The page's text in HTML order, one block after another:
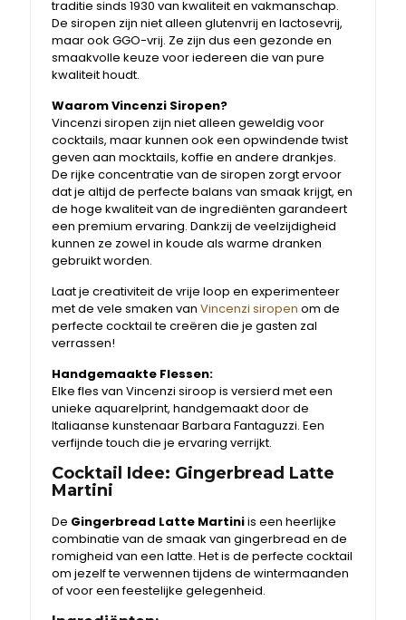
traditie sinds 1930 van kwaliteit en vakmanschap.
De siropen zijn niet alleen glutenvrij en lactosevrij,
maar ook GGO-vrij. Ze zijn dus een gezonde en
smaakvolle keuze voor iedereen die van pure
kwaliteit houdt.
Waarom Vincenzi Siropen?
Vincenzi siropen zijn niet alleen geweldig voor
cocktails, maar kunnen ook een opwindende twist
geven aan mocktails, koffie en andere drankjes.
De rijke concentratie van de siropen zorgt ervoor
dat je altijd de perfecte balans van smaak krijgt, en
de hoge kwaliteit van de ingrediënten garandeert
een premium ervaring. Dankzij de veelzijdigheid
kunnen ze zowel in koude als warme dranken
gebruikt worden.
Laat je creativiteit de vrije loop en experimenteer
met de vele smaken vanVincenzi siropen om de
perfecte cocktail te creëren die je gasten zal
verrassen!
Handgemaakte Flessen:
Elke fles van Vincenzi siroop is versierd met een
unieke aquarelprint, handgemaakt door de
Italiaanse kunstenaar Barbara Fantaguzzi. Een
verfijnde touch die je ervaring verrijkt.
Cocktail Idee: Gingerbread Latte
Martini
De Gingerbread Latte Martiniis een heerlijke
combinatie van de smaak van gingerbread en de
romigheid van een latte. Het is de perfecte cocktail
om jezelf te verwennen tijdens de wintermaanden
of voor een feestelijke gelegenheid.